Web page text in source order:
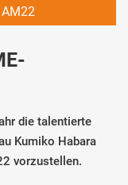
die talentierte
Kumiko Habara
vorzustellen.